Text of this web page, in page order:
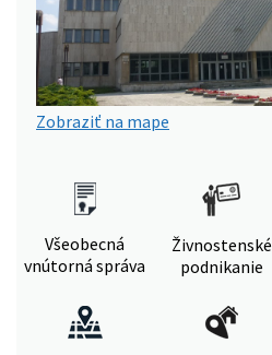
Zobraziť na mape
Všeobecná
vnútorná správa
Živnostenské
podnikanie